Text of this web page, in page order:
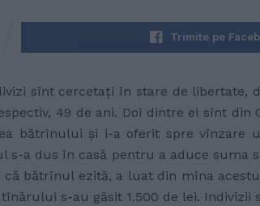
Trimite pe
sînt cercetaţi în stare de libertate,
49 de ani. Doi dintre ei sînt
bătrînului şi i-a oferit spre vînzare
s-a dus în casă pentru a aduce
că bătrînul ezită, a luat din mîna
s-au găsit 1.500 de lei.